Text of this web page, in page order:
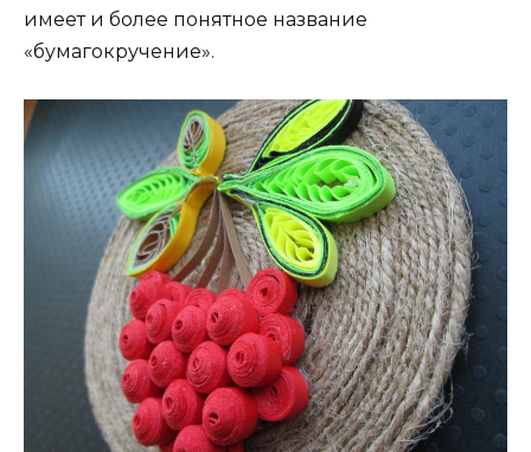
имеет и более понятное название
«бумагокручение».